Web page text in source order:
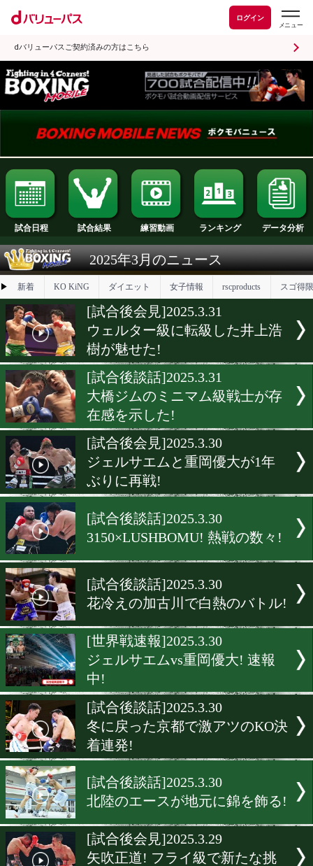
ログイン
dバリューパスご契約済みの方はこちら
試合日程 試合結果 練習動画 ランキング
2025年3月のニュース
▶ 新着 KO KiNG ダイエット
[試合後会見]2025.3.31
ウェルター級に転級した井
樹が魅せた!
[試合後談話]2025.3.31
大橋ジムのミニマム級戦士
在感を示した!
[試合後会見]2025.3.30
ジェルサエムと重岡優大が
ぶりに再戦!
[試合後談話]2025.3.30
3150×LUSHBOMU! 熱戦の
[試合後談話]2025.3.30
花冷えの加古川で白熱のバ
[世界戦速報]2025.3.30
ジェルサエムvs重岡優大!
[試合後談話]2025.3.30